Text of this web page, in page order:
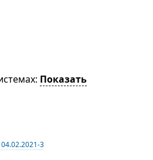
Показать
3